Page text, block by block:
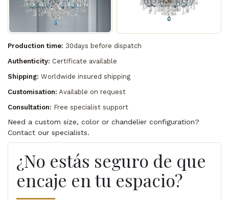
Production time: 30days before dispatch
Authenticity: Certificate available
Shipping: Worldwide insured shipping
Customisation: Available on request
Consultation: Free specialist support
Need a custom size, color or chandelier configuration?
Contact our specialists.
¿No estás seguro de que
encaje en tu espacio?